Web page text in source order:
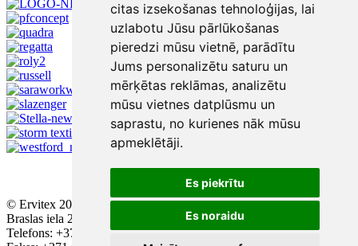
citas izsekošanas tehnoloģijas, lai
uzlabotu Jūsu pārlūkošanas
pieredzi mūsu vietnē, parādītu
Jums personalizētu saturu un
mērķētas reklāmas, analizētu
mūsu vietnes datplūsmu un
saprastu, no kurienes nāk mūsu
apmeklētāji.
Es piekrītu
Es noraidu
© Ervitex 2016 - 2026
Braslas iela 29, ieeja A, 2. stāvs, Rīga, LV - 1084
Telefons: +371 67543384; +371 67436896